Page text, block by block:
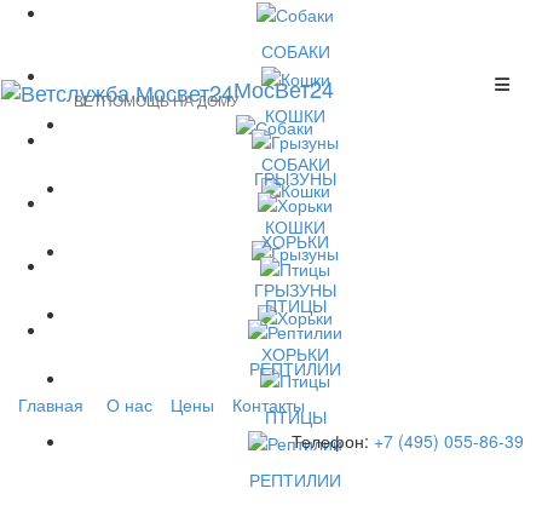
СОБАКИ
КОШКИ
ГРЫЗУНЫ
ХОРЬКИ
ПТИЦЫ
РЕПТИЛИИ
Главная
О нас Цены
Контакты
Телефон: +7 (495) 055-86-39
МосВет24
ВЕТПОМОЩЬ НА ДОМУ
СОБАКИ
КОШКИ
ГРЫЗУНЫ
ХОРЬКИ
ПТИЦЫ
РЕПТИЛИИ